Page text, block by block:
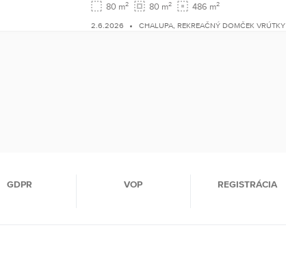
80 m2 80 m2 486 m2
2.6.2026 CHALUPA, REKREAČNÝ DOMČEK VRÚTKY
GDPR VOP REGISTRÁCIA